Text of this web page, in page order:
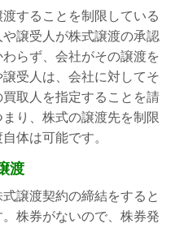
することを制限している
譲受人が株式譲渡の承認
らず、会社がその譲渡を
受人は、会社に対してそ
取人を指定することを請
り、株式の譲渡先を制限
体は可能です。
渡
譲渡契約の締結をすると
株券がないので、株券発